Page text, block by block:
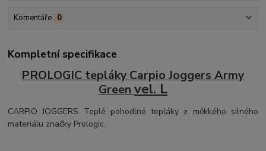
Komentáře 0
Kompletní specifikace
PROLOGIC tepláky Carpio Joggers Army
Green vel. L
CARPIO JOGGERS Teplé pohodlné tepláky z měkkého silného
materiálu značky Prologic.